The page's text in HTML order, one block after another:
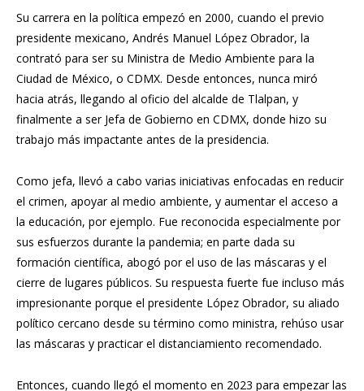
Su carrera en la política empezó en 2000, cuando el previo
presidente mexicano, Andrés Manuel López Obrador, la
contrató para ser su Ministra de Medio Ambiente para la
Ciudad de México, o CDMX. Desde entonces, nunca miró
hacia atrás, llegando al oficio del alcalde de Tlalpan, y
finalmente a ser Jefa de Gobierno en CDMX, donde hizo su
trabajo más impactante antes de la presidencia.
Como jefa, llevó a cabo varias iniciativas enfocadas en reducir
el crimen, apoyar al medio ambiente, y aumentar el acceso a
la educación, por ejemplo. Fue reconocida especialmente por
sus esfuerzos durante la pandemia; en parte dada su
formación científica, abogó por el uso de las máscaras y el
cierre de lugares públicos. Su respuesta fuerte fue incluso más
impresionante porque el presidente López Obrador, su aliado
político cercano desde su término como ministra, rehúso usar
las máscaras y practicar el distanciamiento recomendado.
Entonces, cuando llegó el momento en 2023 para empezar las